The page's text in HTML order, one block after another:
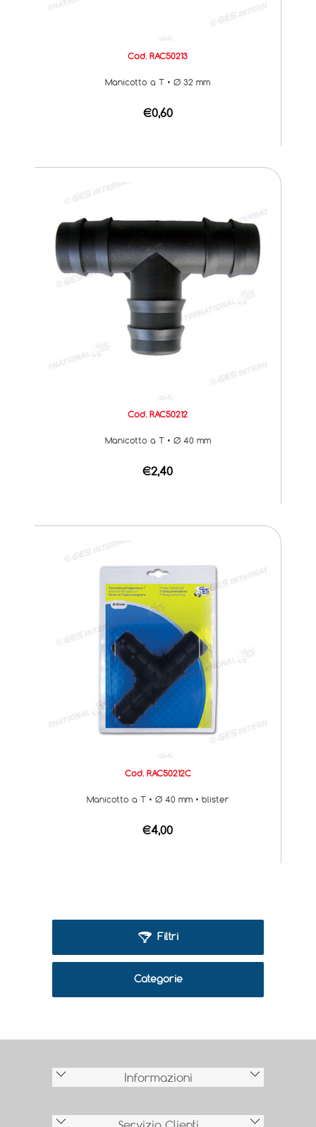
Cod. RAC50213
Manicotto a T • Ø 32 mm
€0,60
Cod. RAC50212
Manicotto a T • Ø 40 mm
€2,40
Cod. RAC50212C
Manicotto a T • Ø 40 mm • blister
€4,00
Filtri
Categorie
Informazioni